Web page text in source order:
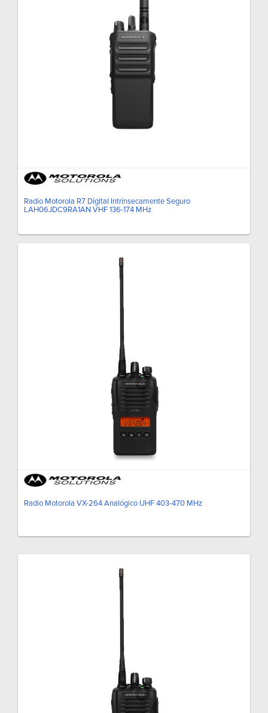
Radio Motorola R7 Digital Intrínsecamente Seguro
LAH06JDC9RA1AN VHF 136-174 MHz
Radio Motorola VX-264 Analógico UHF 403-470 MHz